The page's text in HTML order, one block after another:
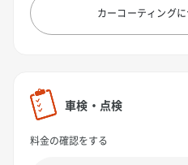
カーコーティング
車検・点検
料金の確認をする